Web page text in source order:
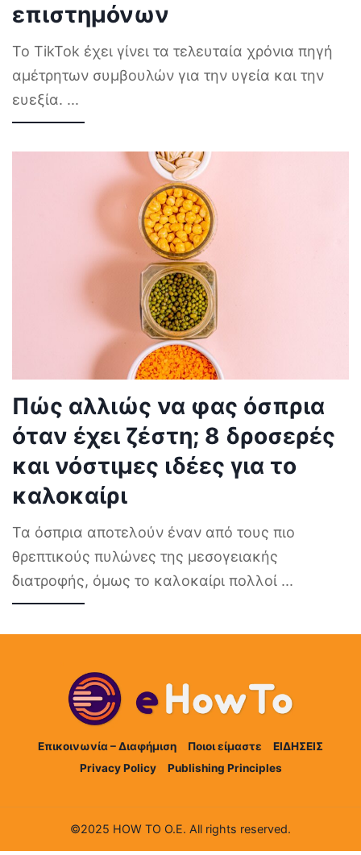
επιστημόνων
Το TikTok έχει γίνει τα τελευταία χρόνια πηγή
αμέτρητων συμβουλών για την υγεία και την
ευεξία. ...
Πώς αλλιώς να φας όσπρια
όταν έχει ζέστη; 8 δροσερές
και νόστιμες ιδέες για το
καλοκαίρι
Τα όσπρια αποτελούν έναν από τους πιο
θρεπτικούς πυλώνες της μεσογειακής
διατροφής, όμως το καλοκαίρι πολλοί ...
Επικοινωνία – Διαφήμιση Ποιοι είμαστε
ΕΙΔΗΣΕΙΣ
Privacy Policy
Publishing Principles
©2025 HOW TO Ο.Ε. All rights reserved.